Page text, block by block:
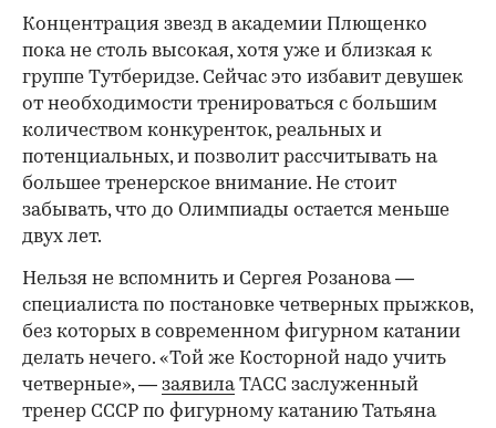
Концентрация звезд в академии Плющенко
пока не столь высокая, хотя уже и близкая к
группе Тутберидзе. Сейчас это избавит девушек
от необходимости тренироваться с большим
количеством конкуренток, реальных и
потенциальных, и позволит рассчитывать на
большее тренерское внимание. Не стоит
забывать, что до Олимпиады остается меньше
двух лет.
Нельзя не вспомнить и Сергея Розанова —
специалиста по постановке четверных прыжков,
без которых в современном фигурном катании
делать нечего. «Той же Косторной надо учить
четверные», — заявилаТАСС заслуженный
тренер СССР по фигурному катанию Татьяна